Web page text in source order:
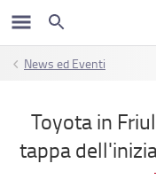
News ed Eventi
Toyota in
tappa